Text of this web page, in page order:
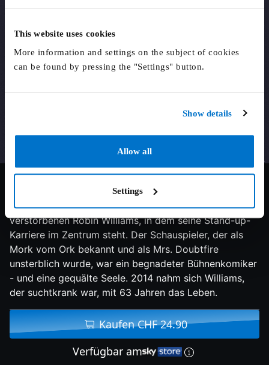
This website uses cookies
More information and settings on the subject of cookies
can be found by pressing the "Settings" button.
Show details
Allow all
Settings
7.9/10 2018 116 min Doku
Dokumentarfilm über das Leben und Werk des
verstorbenen Robin Williams, in dem seine Stand-up-
Karriere im Zentrum steht. Der Schauspieler, der als
Mork vom Ork bekannt und als Mrs. Doubtfire
unsterblich wurde, war ein begnadeter Bühnenkomiker
- und eine gequälte Seele. 2014 nahm sich Williams,
der suchtkrank war, mit 63 Jahren das Leben.
Kaufen CHF 24.90
Verfügbar am